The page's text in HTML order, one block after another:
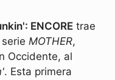
ENCORE trae
MOTHER,
Occidente, al
. Esta primera